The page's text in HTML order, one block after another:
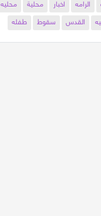
الرامه اخبار محلية
محليه
القدس سقوط طفله